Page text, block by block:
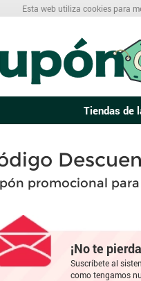
Esta web utiliza cookies para
Tiendas de
promocional
¡No te
Suscríbete al
como tengamos